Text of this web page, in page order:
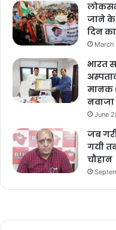
जाने के
दिन का
भारत
मानक
नवाजा
June
जब
गयी
चौहान